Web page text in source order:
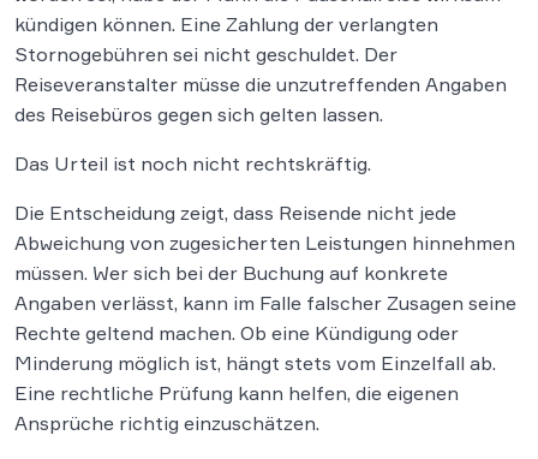
kündigen können. Eine Zahlung der verlangten
Stornogebühren sei nicht geschuldet. Der
Reiseveranstalter müsse die unzutreffenden Angaben
des Reisebüros gegen sich gelten lassen.
Das Urteil ist noch nicht rechtskräftig.
Die Entscheidung zeigt, dass Reisende nicht jede
Abweichung von zugesicherten Leistungen hinnehmen
müssen. Wer sich bei der Buchung auf konkrete
Angaben verlässt, kann im Falle falscher Zusagen seine
Rechte geltend machen. Ob eine Kündigung oder
Minderung möglich ist, hängt stets vom Einzelfall ab.
Eine rechtliche Prüfung kann helfen, die eigenen
Ansprüche richtig einzuschätzen.